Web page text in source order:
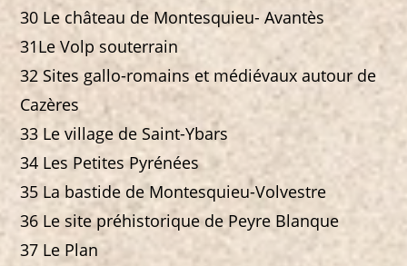
30 Le château de Montesquieu- Avantès
31Le Volp souterrain
32 Sites gallo-romains et médiévaux autour de
Cazères
33 Le village de Saint-Ybars
34 Les Petites Pyrénées
35 La bastide de Montesquieu-Volvestre
36 Le site préhistorique de Peyre Blanque
37 Le Plan